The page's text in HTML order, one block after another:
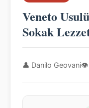
Veneto
Sokak
👤 Danilo Geovani👁